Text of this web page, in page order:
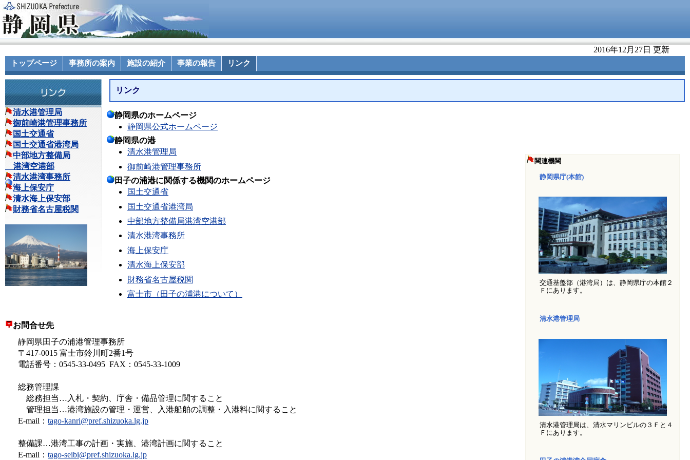
2016年12月27日 更新
トップページ 事務所の案内 施設の紹介 事業の報告 リンク
清水港管理局
御前崎港管理事務所
国土交通省
国土交通省港湾局
中部地方整備局
港湾空港部
清水港湾事務所
海上保安庁
清水海上保安部
財務省名古屋税関
リンク
静岡県のホームページ
静岡県公式ホームページ
静岡県の港
清水港管理局
御前崎港管理事務所
田子の浦港に関係する機関のホームページ
国土交通省
国土交通省港湾局
中部地方整備局港湾空港部
清水港湾事務所
海上保安庁
清水海上保安部
財務省名古屋税関
富士市（田子の浦港について）
関連機関
静岡県庁(本館)
交通基盤部（港湾局）は、静岡県庁の本館２
Ｆにあります。
清水港管理局
清水港管理局は、清水マリンビルの３Ｆと４
Ｆにあります。
お問合せ先
静岡県田子の浦港管理事務所
〒417-0015 富士市鈴川町2番1号
電話番号：0545-33-0495 FAX：0545-33-1009
総務管理課
総務担当…入札・契約、庁舎・備品管理に関すること
管理担当…港湾施設の管理・運営、入港船舶の調整・入港料に関すること
E-mail： tago-kanri@pref.shizuoka.lg.jp
整備課…港湾工事の計画・実施、港湾計画に関すること
E-mail： tago-seibi@pref.shizuoka.lg.jp